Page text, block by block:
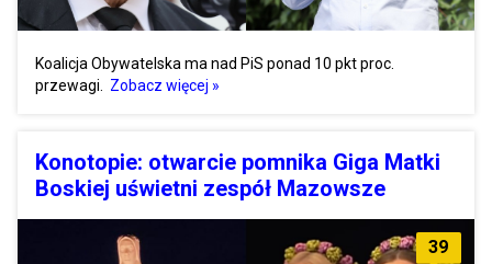
Koalicja Obywatelska ma nad PiS ponad 10 pkt proc.
przewagi. Zobacz więcej »
Konotopie: otwarcie pomnika Giga Matki
Boskiej uświetni zespół Mazowsze
39